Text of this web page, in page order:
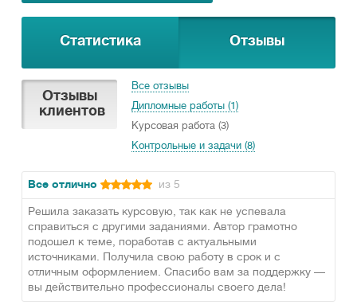
Статистика Отзывы
Отзывы
клиентов
Все отзывы
Дипломные работы (1)
Курсовая работа (3)
Контрольные и задачи (8)
Все отлично из 5
Решила заказать курсовую, так как не успевала
справиться с другими заданиями. Автор грамотно
подошел к теме, поработав с актуальными
источниками. Получила свою работу в срок и с
отличным оформлением. Спасибо вам за поддержку —
вы действительно профессионалы своего дела!